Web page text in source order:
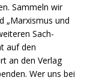
Sammeln wir
„Marxismus und
Sach-
auf den
an den Verlag
Wer uns bei